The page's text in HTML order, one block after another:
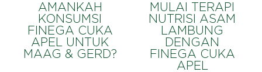
AMANKAH
KONSUMSI
FINEGA CUKA
APEL UNTUK
MAAG & GERD?
MULAI TERAPI
NUTRISI ASAM
LAMBUNG
DENGAN
FINEGA CUKA
APEL